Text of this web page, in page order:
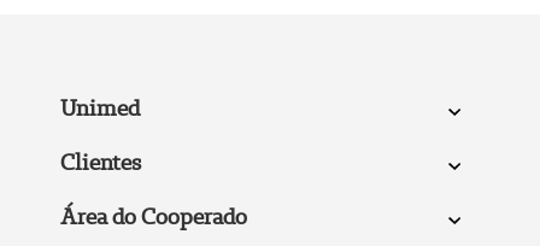
Unimed
Clientes
Área do Cooperado